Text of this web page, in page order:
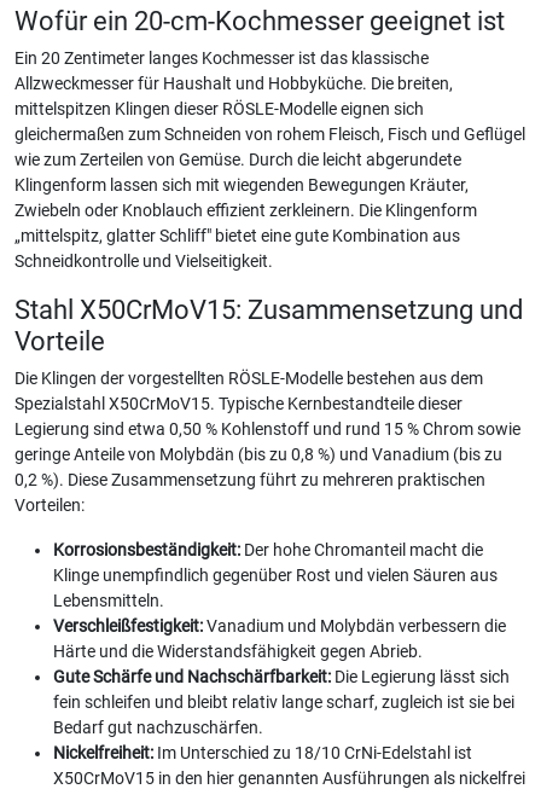
Wofür ein 20-cm-Kochmesser geeignet ist
Ein 20 Zentimeter langes Kochmesser ist das klassische
Allzweckmesser für Haushalt und Hobbyküche. Die breiten,
mittelspitzen Klingen dieser RÖSLE-Modelle eignen sich
gleichermaßen zum Schneiden von rohem Fleisch, Fisch und Geflügel
wie zum Zerteilen von Gemüse. Durch die leicht abgerundete
Klingenform lassen sich mit wiegenden Bewegungen Kräuter,
Zwiebeln oder Knoblauch effizient zerkleinern. Die Klingenform
„mittelspitz, glatter Schliff" bietet eine gute Kombination aus
Schneidkontrolle und Vielseitigkeit.
Stahl X50CrMoV15: Zusammensetzung und
Vorteile
Die Klingen der vorgestellten RÖSLE-Modelle bestehen aus dem
Spezialstahl X50CrMoV15. Typische Kernbestandteile dieser
Legierung sind etwa 0,50 % Kohlenstoff und rund 15 % Chrom sowie
geringe Anteile von Molybdän (bis zu 0,8 %) und Vanadium (bis zu
0,2 %). Diese Zusammensetzung führt zu mehreren praktischen
Vorteilen:
Korrosionsbeständigkeit: Der hohe Chromanteil macht die
Klinge unempfindlich gegenüber Rost und vielen Säuren aus
Lebensmitteln.
Verschleißfestigkeit:Vanadium und Molybdän verbessern die
Härte und die Widerstandsfähigkeit gegen Abrieb.
Gute Schärfe und Nachschärfbarkeit: Die Legierung lässt sich
fein schleifen und bleibt relativ lange scharf, zugleich ist sie bei
Bedarf gut nachzuschärfen.
Nickelfreiheit: Im Unterschied zu 18/10 CrNi-Edelstahl ist
X50CrMoV15 in den hier genannten Ausführungen als nickelfrei